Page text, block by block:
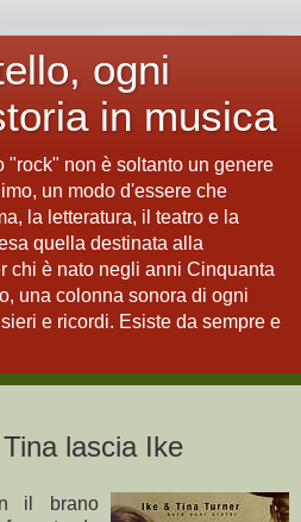
ogni
in musica
"rock" non è soltanto un genere
un modo d'essere che
la letteratura, il teatro e la
quella destinata alla
chi è nato negli anni Cinquanta
una colonna sonora di ogni
e ricordi. Esiste da sempre e
lascia Ike
il brano